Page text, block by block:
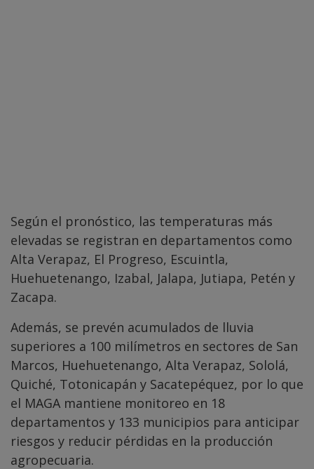
Según el pronóstico, las temperaturas más
elevadas se registran en departamentos como
Alta Verapaz, El Progreso, Escuintla,
Huehuetenango, Izabal, Jalapa, Jutiapa, Petén y
Zacapa.
Además, se prevén acumulados de lluvia
superiores a 100 milímetros en sectores de San
Marcos, Huehuetenango, Alta Verapaz, Sololá,
Quiché, Totonicapán y Sacatepéquez, por lo que
el MAGA mantiene monitoreo en 18
departamentos y 133 municipios para anticipar
riesgos y reducir pérdidas en la producción
agropecuaria.